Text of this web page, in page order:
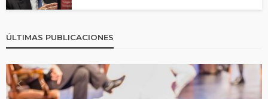
ÚLTIMAS PUBLICACIONES